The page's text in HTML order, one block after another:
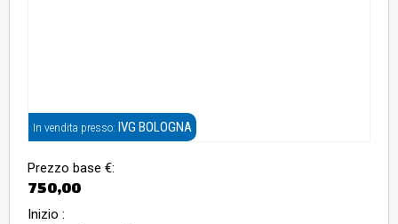
In vendita presso: IVG BOLOGNA
Prezzo base €:
750,00
Inizio :